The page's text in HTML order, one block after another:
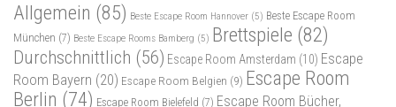
Allgemein (85) Beste Escape Room Hannover (5) Beste Escape Room
München (7) Beste Escape Rooms Bamberg (5) Brettspiele (82)
Durchschnittlich (56) Escape Room Amsterdam (10) Escape
Room Bayern (20) Escape Room Belgien (9) Escape Room
Berlin (74) Escape Room Bielefeld (7) Escape Room Bücher,